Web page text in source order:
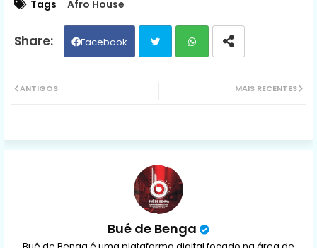
Tags Afro House
Facebook
ap
MAIS RECENTES
ANTIGOS
Bué de Benga